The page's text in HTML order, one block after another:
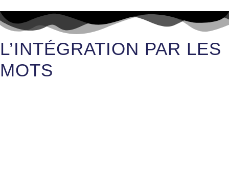
L’INTÉGRATION PAR LES
MOTS